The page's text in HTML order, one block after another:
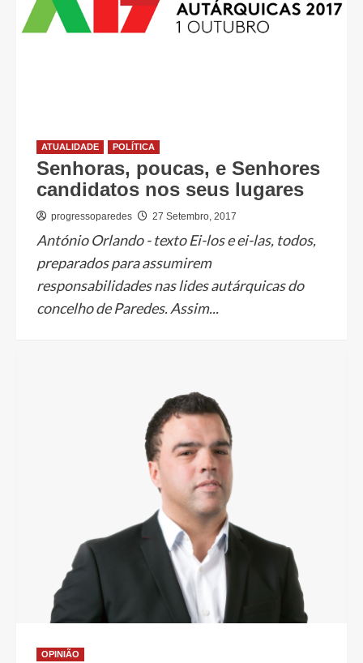
ATUALIDADE POLÍTICA
Senhoras, poucas, e Senhores
candidatos nos seus lugares
progressoparedes 27 Setembro, 2017
António Orlando - texto Ei-los e ei-las, todos,
preparados para assumirem
responsabilidades nas lides autárquicas do
concelho de Paredes. Assim...
OPINIÃO